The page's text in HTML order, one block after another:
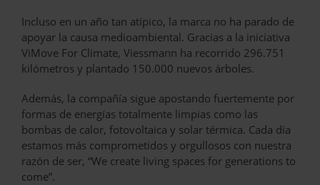
Incluso en un año tan atípico, la marca no ha parado de
apoyar la causa medioambiental. Gracias a la iniciativa
ViMove For Climate, Viessmann ha recorrido 296.751
kilómetros y plantado 150.000 nuevos árboles.
Además, la compañía sigue apostando fuertemente por
formas de energías totalmente limpias como las
bombas de calor, fotovoltaica y solar térmica. Cada día
estamos más comprometidos y orgullosos con nuestra
razón de ser, “We create living spaces for generations to
come”.